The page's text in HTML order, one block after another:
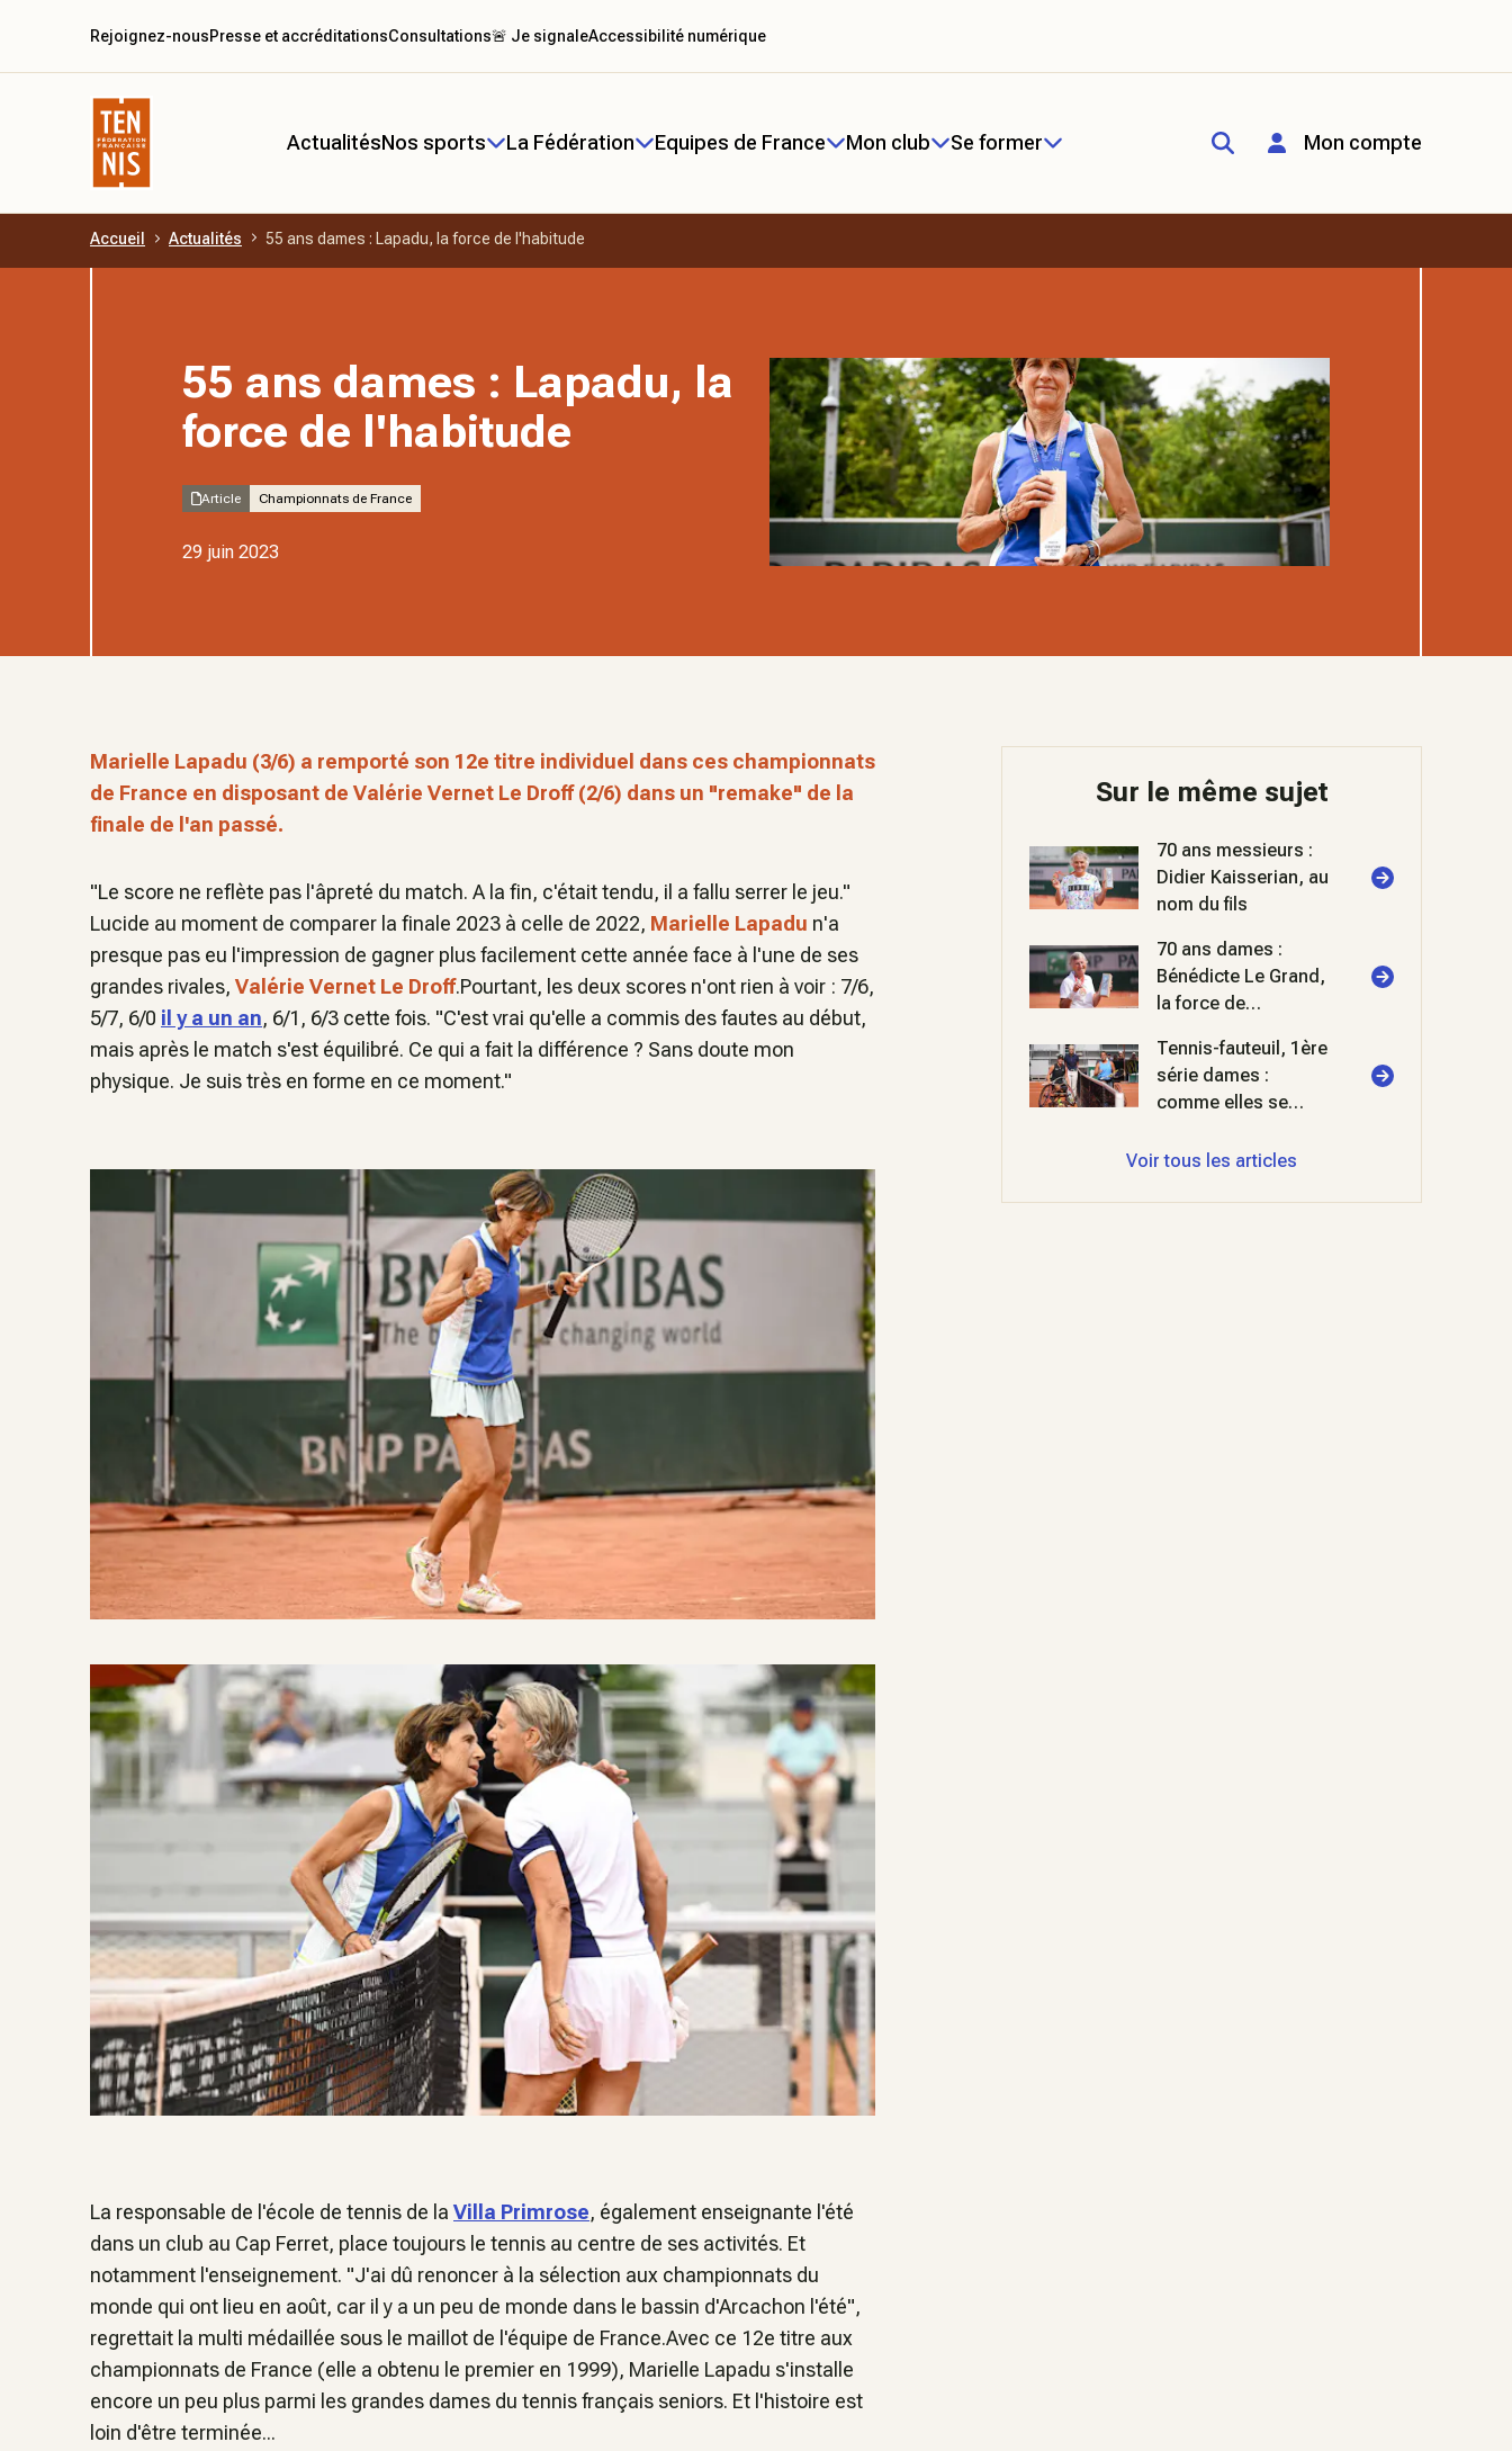
Aller au contenu principal
ActualitésNos sports La Fédération Equipes de France Mon club Se former Mon compte
Rejoignez-nousPresse et accréditationsConsultations🚨 Je signaleAccessibilité numérique
Accueil Actualités 55 ans dames : Lapadu, la force de l'habitude
55 ans dames : Lapadu, la
force de l'habitude
Article Championnats de France
29 juin 2023
Marielle Lapadu (3/6) a remporté son 12e titre individuel dans ces championnats
de France en disposant de Valérie Vernet Le Droff (2/6) dans un "remake" de la
finale de l'an passé.
"Le score ne reflète pas l'âpreté du match. A la fin, c'était tendu, il a fallu serrer le jeu."
Lucide au moment de comparer la finale 2023 à celle de 2022, Marielle Lapadu n'a
presque pas eu l'impression de gagner plus facilement cette année face à l'une de ses
grandes rivales, Valérie Vernet Le Droff.Pourtant, les deux scores n'ont rien à voir : 7/6,
5/7, 6/0 il y a un an, 6/1, 6/3 cette fois. "C'est vrai qu'elle a commis des fautes au début,
mais après le match s'est équilibré. Ce qui a fait la différence ? Sans doute mon
physique. Je suis très en forme en ce moment."
La responsable de l'école de tennis de la Villa Primrose, également enseignante l'été
dans un club au Cap Ferret, place toujours le tennis au centre de ses activités. Et
notamment l'enseignement. "J'ai dû renoncer à la sélection aux championnats du
monde qui ont lieu en août, car il y a un peu de monde dans le bassin d'Arcachon l'été",
regrettait la multi médaillée sous le maillot de l'équipe de France.Avec ce 12e titre aux
championnats de France (elle a obtenu le premier en 1999), Marielle Lapadu s'installe
encore un peu plus parmi les grandes dames du tennis français seniors. Et l'histoire est
loin d'être terminée...
Sur le même sujet
70 ans messieurs :
Didier Kaisserian, au
nom du fils
70 ans dames :
Bénédicte Le Grand,
la force de
Tennis-fauteuil, 1ère
série dames :
comme elles se
Voir tous les articles